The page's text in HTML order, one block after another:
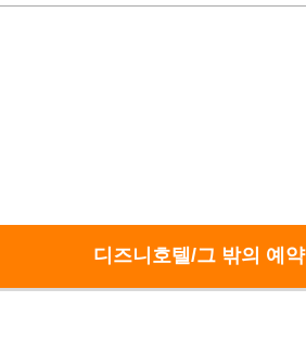
디즈니호텔/그 밖의 예약